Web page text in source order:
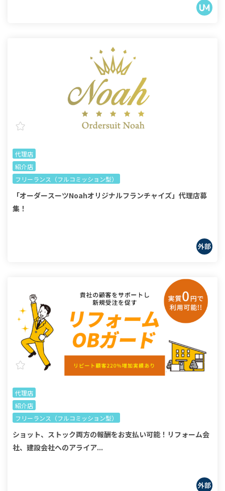
代理店
紹介店
フリーランス（フルコミッション型）
「オーダースーツNoahオリジナルフランチャイズ」代理店募
集！
代理店
紹介店
フリーランス（フルコミッション型）
ショット、ストック両方の報酬をお支払い可能！リフォーム会
社、建設会社へのアライア...